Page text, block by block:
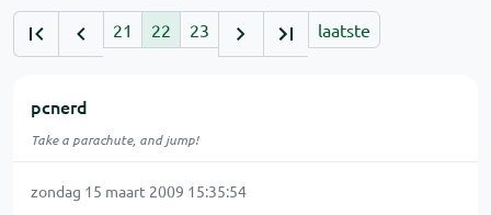
21 22 23 laatste
pcnerd
Take a parachute, and jump!
zondag 15 maart 2009 15:35:54